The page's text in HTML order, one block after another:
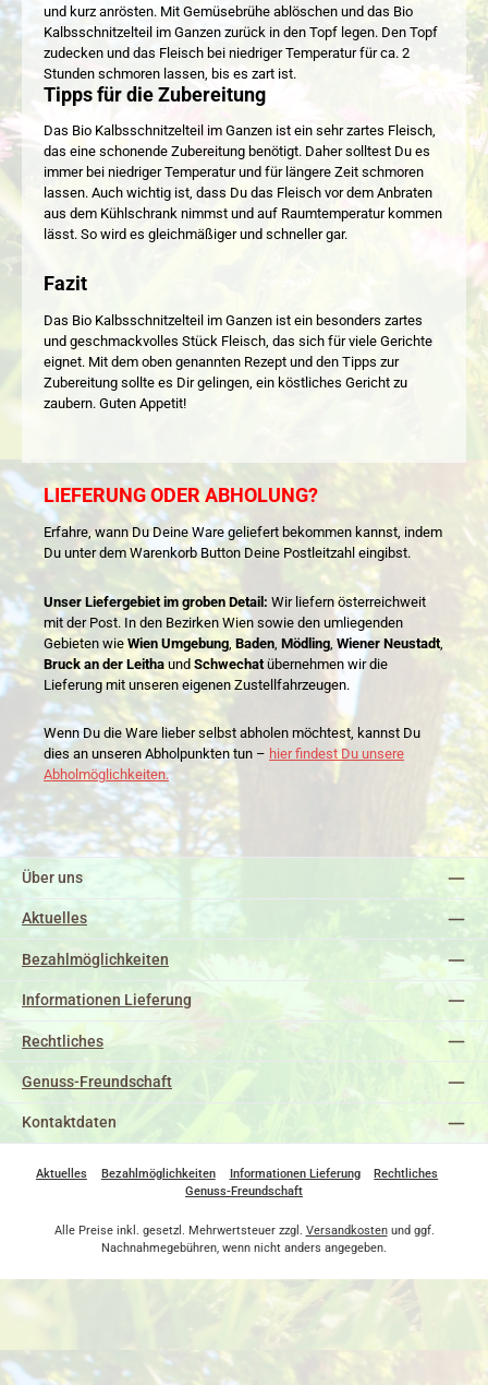
und kurz anrösten. Mit Gemüsebrühe ablöschen und das Bio
Kalbsschnitzelteil im Ganzen zurück in den Topf legen. Den Topf
zudecken und das Fleisch bei niedriger Temperatur für ca. 2
Stunden schmoren lassen, bis es zart ist.
Tipps für die Zubereitung
Das Bio Kalbsschnitzelteil im Ganzen ist ein sehr zartes Fleisch,
das eine schonende Zubereitung benötigt. Daher solltest Du es
immer bei niedriger Temperatur und für längere Zeit schmoren
lassen. Auch wichtig ist, dass Du das Fleisch vor dem Anbraten
aus dem Kühlschrank nimmst und auf Raumtemperatur kommen
lässt. So wird es gleichmäßiger und schneller gar.
Fazit
Das Bio Kalbsschnitzelteil im Ganzen ist ein besonders zartes
und geschmackvolles Stück Fleisch, das sich für viele Gerichte
eignet. Mit dem oben genannten Rezept und den Tipps zur
Zubereitung sollte es Dir gelingen, ein köstliches Gericht zu
zaubern. Guten Appetit!
LIEFERUNG ODER ABHOLUNG?
Erfahre, wann Du Deine Ware geliefert bekommen kannst, indem
Du unter dem Warenkorb Button Deine Postleitzahl eingibst.
Unser Liefergebiet im groben Detail: Wir liefern österreichweit
mit der Post. In den Bezirken Wien sowie den umliegenden
Gebieten wie Wien Umgebung Baden Mödling Wiener Neustadt,
Bruck an der Leithaund Schwechat übernehmen wir die
Lieferung mit unseren eigenen Zustellfahrzeugen.
Wenn Du die Ware lieber selbst abholen möchtest, kannst Du
dies an unseren Abholpunkten tun – hier findest Du unsere
Abholmöglichkeiten.
Über uns
Aktuelles
Bezahlmöglichkeiten
Informationen Lieferung
Rechtliches
Genuss-Freundschaft
Kontaktdaten
Aktuelles Bezahlmöglichkeiten Informationen Lieferung
Rechtliches
Genuss-Freundschaft
Alle Preise inkl. gesetzl. Mehrwertsteuer zzgl. Versandkostenund ggf.
Nachnahmegebühren, wenn nicht anders angegeben.